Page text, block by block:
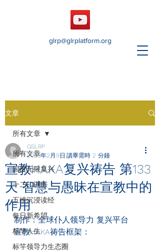
glrp@glrplatform.org
文章
所有文章
国度无限复兴
十二门训练
五维沉浸读经
每日新希望
标竿人生
标竿领导力生态圈
所有文章
宣教HAKA复兴祷告 第133
天 智慧与愚昧在宣教中的
作用
GSLRP
2023年2月9日 讀畢需時 2 分鐘
制作：全球仆人领导力 复兴平台
宣教HAKA祷告框架：